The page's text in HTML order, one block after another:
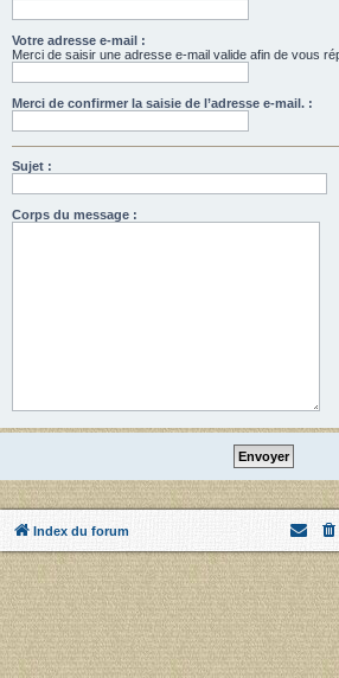
Votre adresse e-mail :
Merci de saisir une adresse e-mail valide afin de vous
Merci de confirmer la saisie de l’adresse e-mail. :
Sujet :
Corps du message :
Index du forum